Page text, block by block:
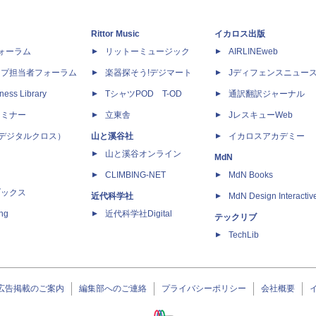
ーラム
担当者フォーラム
Library
ナー
ジタルクロス）
クス
Rittor Music
リットーミュージック
楽器探そう!デジマート
TシャツPOD T-OD
立東舎
山と溪谷社
山と溪谷オンライン
CLIMBING-NET
近代科学社
近代科学社Digital
イカロス出版
AIRLINEweb
Jディフェンスニュー
通訳翻訳ジャーナル
JレスキューWeb
イカロスアカデミー
MdN
MdN Books
MdN Design
テックリブ
TechLib
告掲載のご案内 編集部へのご連絡 プライバシーポリシー 会社概要